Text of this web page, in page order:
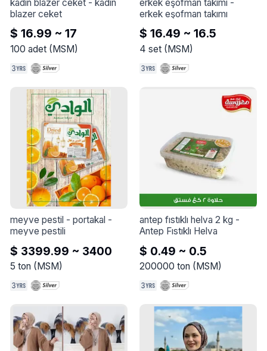
kadın blazer ceket - kadın
blazer ceket
$ 16.99 ~ 17
100 adet(MSM)
erkek eşofman takımı
erkek eşofman takımı
$ 16.49 ~ 16.5
4 set (MSM)
meyve pestil - portakal
meyve pestili
$ 3399.99 ~ 3400
5 ton (MSM)
antep fıstıklı helva 2 kg
Antep Fıstıklı Helva
$ 0.49 ~ 0.5
200000 ton (MSM)